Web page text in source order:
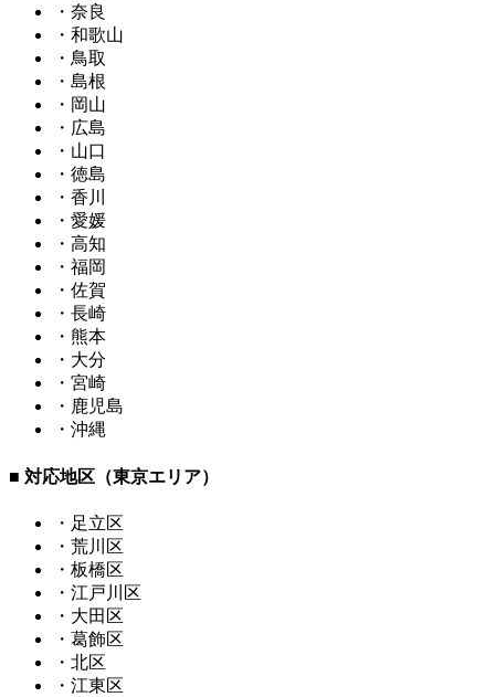
・奈良
・和歌山
・鳥取
・島根
・岡山
・広島
・山口
・徳島
・香川
・愛媛
・高知
・福岡
・佐賀
・長崎
・熊本
・大分
・宮崎
・鹿児島
・沖縄
■ 対応地区（東京エリア）
・足立区
・荒川区
・板橋区
・江戸川区
・大田区
・葛飾区
・北区
・江東区